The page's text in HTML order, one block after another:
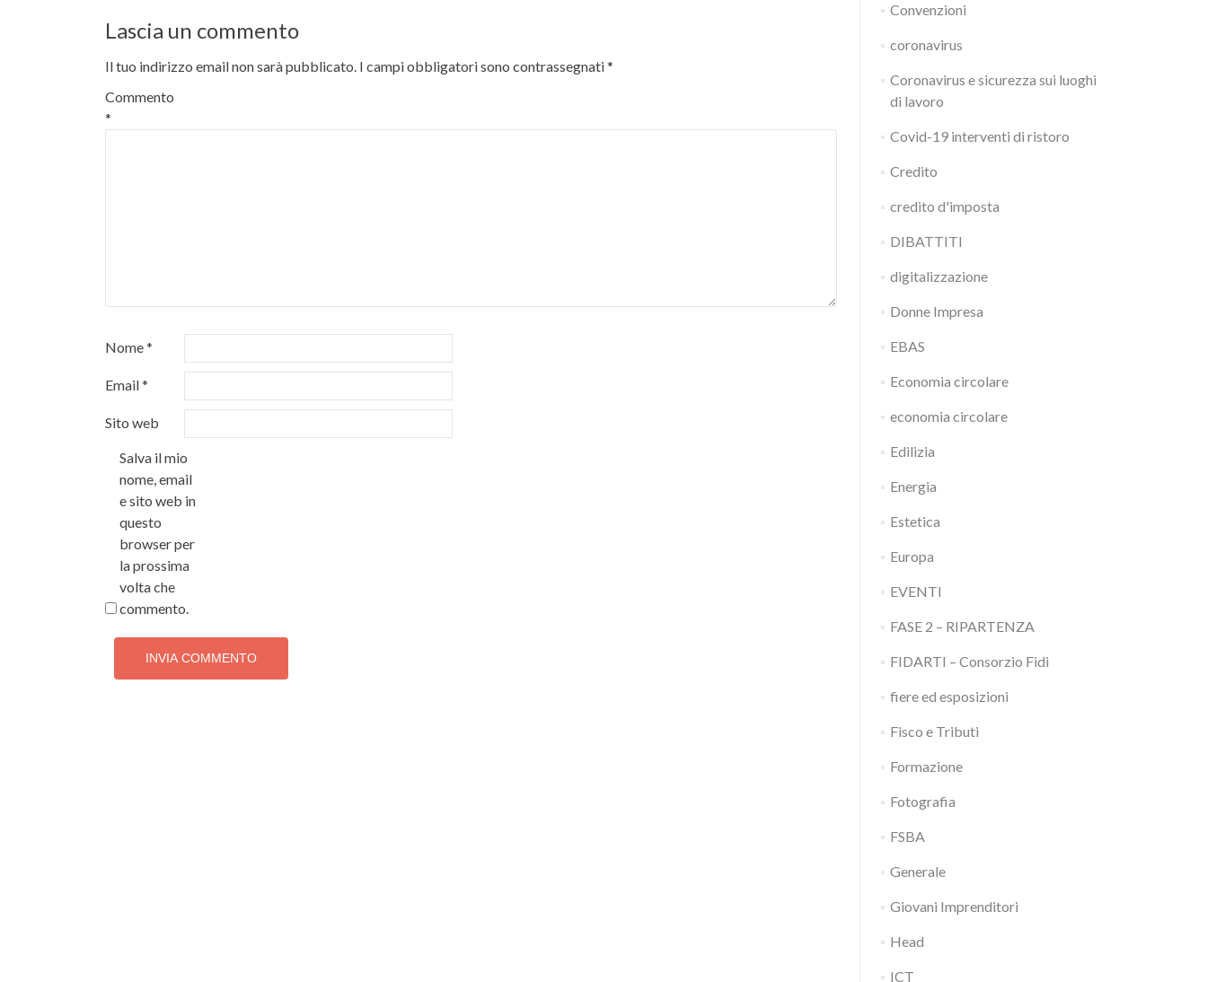
Lascia un commento
Il tuo indirizzo email non sarà pubblicato. I campi obbligatori sono contrassegnati*
Commento
*
Nome*
Email*
Sito web
Salva il mio
nome, email
e sito web in
questo
browser per
la prossima
volta che
commento.
Convenzioni
coronavirus
Coronavirus e sicurezza sui luoghi
di lavoro
Covid-19 interventi di ristoro
Credito
credito d'imposta
DIBATTITI
digitalizzazione
Donne Impresa
EBAS
Economia circolare
economia circolare
Edilizia
Energia
Estetica
Europa
EVENTI
FASE 2 – RIPARTENZA
FIDARTI – Consorzio Fidi
fiere ed esposizioni
Fisco e Tributi
Formazione
Fotografia
FSBA
Generale
Giovani Imprenditori
Head
ICT